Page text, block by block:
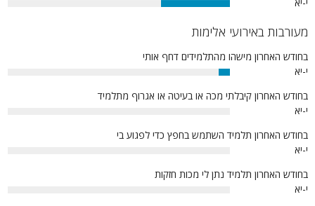
31%
מעורבות באירועי אלימות
בחודש האחרון מישהו מהתלמידים דחף אותי
י-יא
5%
בחודש האחרון קיבלתי מכה או בעיטה או אגרוף מתלמיד
י-יא
בחודש האחרון תלמיד השתמש בחפץ כדי לפגוע בי
י-יא
בחודש האחרון תלמיד נתן לי מכות חזקות
י-יא